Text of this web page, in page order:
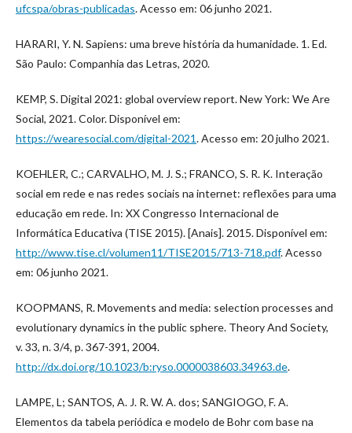
ufcspa/obras-publicadas. Acesso em: 06 junho 2021.
HARARI, Y. N. Sapiens: uma breve história da humanidade. 1. Ed.
São Paulo: Companhia das Letras, 2020.
KEMP, S. Digital 2021: global overview report. New York: We Are
Social, 2021. Color. Disponível em:
https://wearesocial.com/digital-2021. Acesso em: 20 julho 2021.
KOEHLER, C.; CARVALHO, M. J. S.; FRANCO, S. R. K. Interação
social em rede e nas redes sociais na internet: reflexões para uma
educação em rede. In: XX Congresso Internacional de
Informática Educativa (TISE 2015). [Anais]. 2015. Disponível em:
http://www.tise.cl/volumen11/TISE2015/713-718.pdf. Acesso
em: 06 junho 2021.
KOOPMANS, R. Movements and media: selection processes and
evolutionary dynamics in the public sphere. Theory And Society,
v. 33, n. 3/4, p. 367-391, 2004.
http://dx.doi.org/10.1023/b:ryso.0000038603.34963.de.
LAMPE, L; SANTOS, A. J. R. W. A. dos; SANGIOGO, F. A.
Elementos da tabela periódica e modelo de Bohr com base na